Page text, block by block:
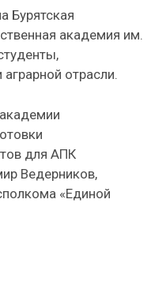
Бурятская
академия им.
отрасли.
для АПК
Ведерников,
«Единой